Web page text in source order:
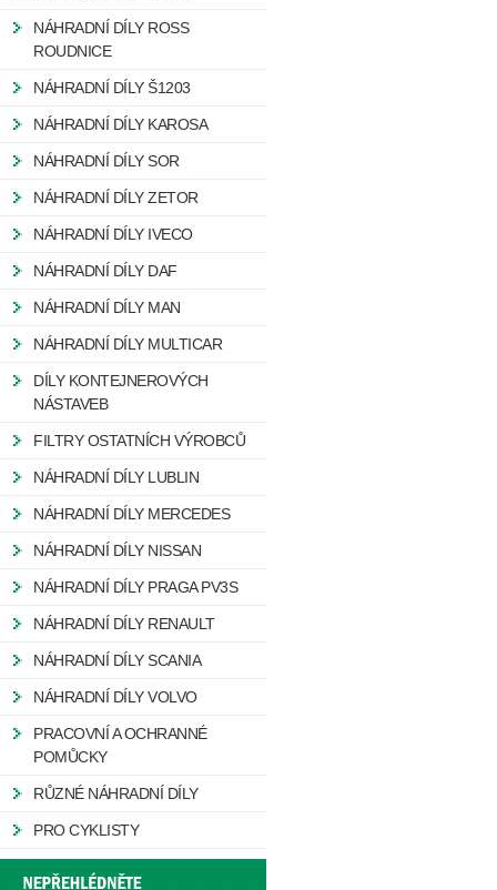
NÁHRADNÍ DÍLY ROSS
ROUDNICE
NÁHRADNÍ DÍLY Š1203
NÁHRADNÍ DÍLY KAROSA
NÁHRADNÍ DÍLY SOR
NÁHRADNÍ DÍLY ZETOR
NÁHRADNÍ DÍLY IVECO
NÁHRADNÍ DÍLY DAF
NÁHRADNÍ DÍLY MAN
NÁHRADNÍ DÍLY MULTICAR
DÍLY KONTEJNEROVÝCH
NÁSTAVEB
FILTRY OSTATNÍCH VÝROBCŮ
NÁHRADNÍ DÍLY LUBLIN
NÁHRADNÍ DÍLY MERCEDES
NÁHRADNÍ DÍLY NISSAN
NÁHRADNÍ DÍLY PRAGA PV3S
NÁHRADNÍ DÍLY RENAULT
NÁHRADNÍ DÍLY SCANIA
NÁHRADNÍ DÍLY VOLVO
PRACOVNÍ A OCHRANNÉ
POMŮCKY
RŮZNÉ NÁHRADNÍ DÍLY
PRO CYKLISTY